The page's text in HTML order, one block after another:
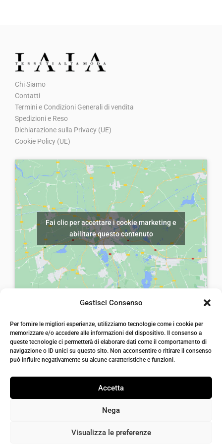
Gestisci Consenso
Per fornire le migliori esperienze, utilizziamo tecnologie come i cookie per
memorizzare e/o accedere alle informazioni del dispositivo. Il consenso a
queste tecnologie ci permetterà di elaborare dati come il comportamento di
navigazione o ID unici su questo sito. Non acconsentire o ritirare il consenso
può influire negativamente su alcune caratteristiche e funzioni.
Accetta
Nega
Visualizza le preferenze
i
g
i
a
l
e
e
r
a
:
€
7
0
.
o
u
è
€
5
,
0
0
.
Chi Siamo
Contatti
Termini e Condizioni Generali di vendita
Spedizioni e Reso
Dichiarazione sulla Privacy (UE)
Cookie Policy (UE)
Fai clic per accettare i cookie marketing e
abilitare questo contenuto
Via Michele imperiali, ang. via Salvo d'Acquisto, 205,
72021, Francavilla Fontana, Puglia
info@laiatessuti.com
+39 327 46 19 544